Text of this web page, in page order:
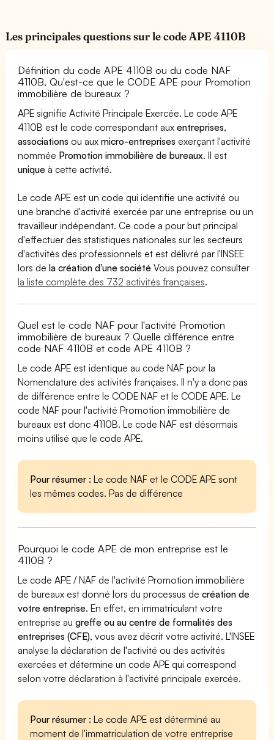
Les principales questions sur le code APE 4110B
Définition du code APE 4110B ou du code NAF
4110B, Qu'est-ce que le CODE APE pour Promotion
immobilière de bureaux ?
APE signifie Activité Principale Exercée. Le code APE
4110B est le code correspondant auxentreprises,
associations ou auxmicro-entreprises exerçant l'activité
nommée Promotion immobilière de bureaux. Il est
unique à cette activité.
Le code APE est un code qui identifie une activité ou
une branche d'activité exercée par une entreprise ou un
travailleur indépendant. Ce code a pour but principal
d'effectuer des statistiques nationales sur les secteurs
d'activités des professionnels et est délivré par l'INSEE
lors dela création d'une société Vous pouvez consulter
la liste complète des 732 activités françaises.
Quel est le code NAF pour l'activité Promotion
immobilière de bureaux ? Quelle différence entre
code NAF 4110B et code APE 4110B ?
Le code APE est identique au code NAF pour la
Nomenclature des activités françaises. Il n'y a donc pas
de différence entre le CODE NAF et le CODE APE. Le
code NAF pour l'activité Promotion immobilière de
bureaux est donc 4110B. Le code NAF est désormais
moins utilisé que le code APE.
Pour résumer : Le code NAF et le CODE APE sont
les mêmes codes. Pas de différence
Pourquoi le code APE de mon entreprise est le
4110B ?
Le code APE / NAF de l'activité Promotion immobilière
de bureaux est donné lors du processus decréation de
votre entreprise. En effet, en immatriculant votre
entreprise augreffe ou au centre de formalités des
entreprises (CFE), vous avez décrit votre activité. L'INSEE
analyse la déclaration de l'activité ou des activités
exercées et détermine un code APE qui correspond
selon votre déclaration à l'activité principale exercée.
Pour résumer : Le code APE est déterminé au
moment de l'immatriculation de votre entreprise